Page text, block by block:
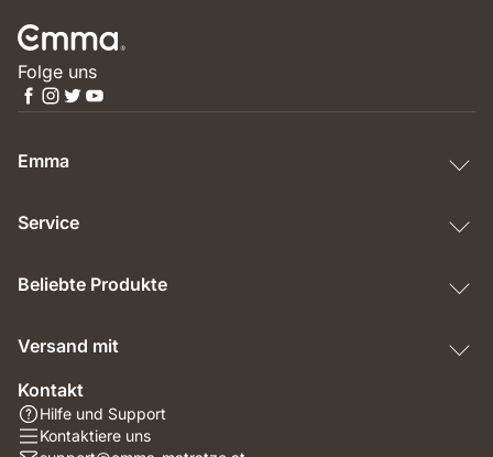
Folge uns
Emma
Service
Beliebte Produkte
Versand mit
Kontakt
Hilfe und Support
Kontaktiere uns